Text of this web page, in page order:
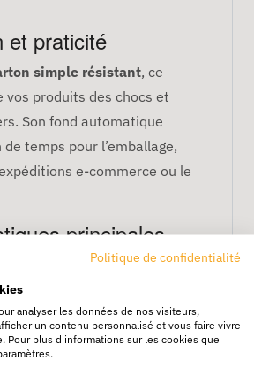
et praticité
simple résistant, ce
vos produits des chocs et
Son fond automatique
temps pour l’emballage,
e-commerce ou le
principales
: 16 x 13 x 7 cm
pour un montage
intégrée pour sécuriser
Politique de confidentialité
analyser les données de nos visiteurs,
un contenu personnalisé et vous faire vivre
Pour plus d'informations sur les cookies que